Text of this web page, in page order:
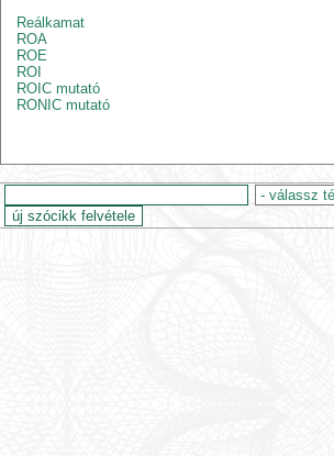
Reálkamat
ROA
ROE
ROI
ROIC mutató
RONIC mutató